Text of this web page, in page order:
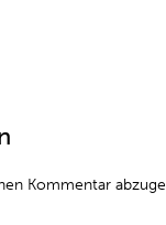
Kommentar